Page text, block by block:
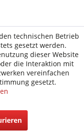
technischen Betrieb
gesetzt werden.
dieser Website
die Interaktion mit
vereinfachen
gesetzt.